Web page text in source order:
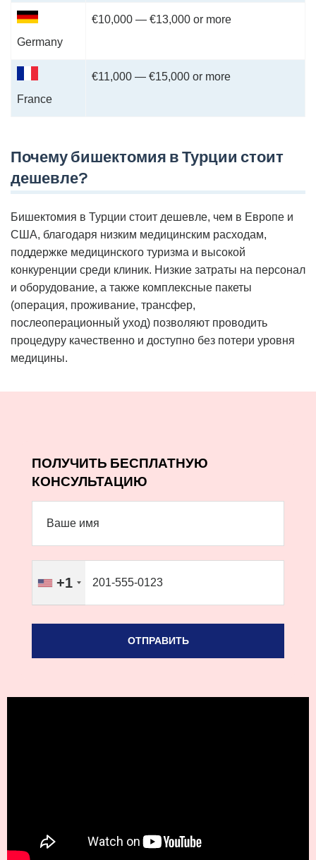
Germany
€10,000 — €13,000 or more
France
€11,000 — €15,000 or more
Почему бишектомия в Турции стоит
дешевле?
Бишектомия в Турции стоит дешевле, чем в Европе и
США, благодаря низким медицинским расходам,
поддержке медицинского туризма и высокой
конкуренции среди клиник. Низкие затраты на персонал
и оборудование, а также комплексные пакеты
(операция, проживание, трансфер,
послеоперационный уход) позволяют проводить
процедуру качественно и доступно без потери уровня
медицины.
ПОЛУЧИТЬ БЕСПЛАТНУЮ
КОНСУЛЬТАЦИЮ
+1